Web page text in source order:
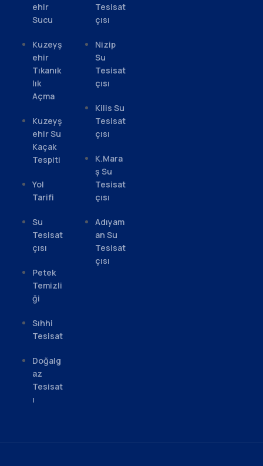
ehir
Sucu
Kuzeyş
ehir
Tıkanık
lık
Açma
Kuzeyş
ehir Su
Kaçak
Tespiti
Yol
Tarifi
Su
Tesisat
çısı
Petek
Temizli
ği
Sıhhi
Tesisat
Doğalg
az
Tesisat
ı
Tesisat
çısı
Nizip
Su
Tesisat
çısı
Kilis Su
Tesisat
çısı
K.Mara
ş Su
Tesisat
çısı
Adıyam
an Su
Tesisat
çısı